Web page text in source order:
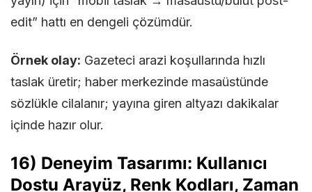
edit” hattı en dengeli çözümdür.
Örnek olay: Gazeteci arazi koşullarında hızlı
taslak üretir; haber merkezinde masaüstünde
sözlükle cilalanır; yayına giren altyazı dakikalar
içinde hazır olur.
16) Deneyim Tasarımı: Kullanıcı
Dostu Arayüz, Renk Kodları, Zaman